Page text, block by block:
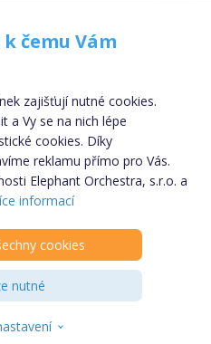
Orchestra s.r.o., součástí
údajů
z newsletteru
ZDARMA
čemu Vám
zajišťují nutné cookies.
a Vy se na nich lépe
cookies. Díky
reklamu přímo pro Vás.
Elephant Orchestra, s.r.o. a
informací
všechny cookies
Pouze nutné
nastavení